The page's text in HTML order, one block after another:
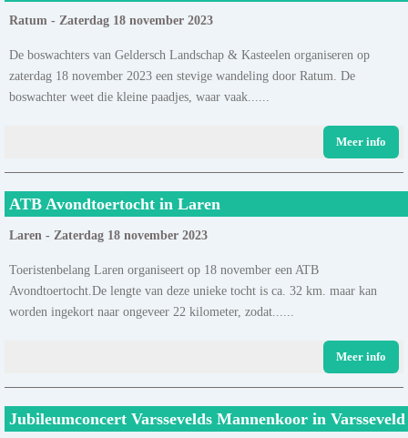
Ratum - Zaterdag 18 november 2023
De boswachters van Geldersch Landschap & Kasteelen organiseren op
zaterdag 18 november 2023 een stevige wandeling door Ratum. De
boswachter weet die kleine paadjes, waar vaak......
Meer info
ATB Avondtoertocht in Laren
Laren - Zaterdag 18 november 2023
Toeristenbelang Laren organiseert op 18 november een ATB
Avondtoertocht.De lengte van deze unieke tocht is ca. 32 km. maar kan
worden ingekort naar ongeveer 22 kilometer, zodat......
Meer info
Jubileumconcert Varssevelds Mannenkoor in Varsseveld